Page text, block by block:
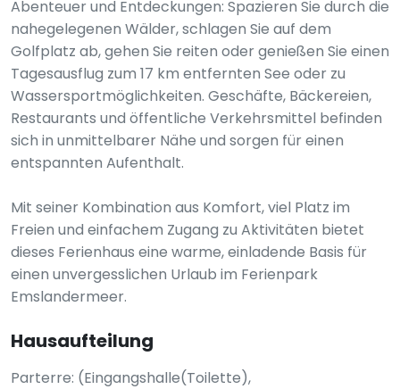
Abenteuer und Entdeckungen: Spazieren Sie durch die
nahegelegenen Wälder, schlagen Sie auf dem
Golfplatz ab, gehen Sie reiten oder genießen Sie einen
Tagesausflug zum 17 km entfernten See oder zu
Wassersportmöglichkeiten. Geschäfte, Bäckereien,
Restaurants und öffentliche Verkehrsmittel befinden
sich in unmittelbarer Nähe und sorgen für einen
entspannten Aufenthalt.
Mit seiner Kombination aus Komfort, viel Platz im
Freien und einfachem Zugang zu Aktivitäten bietet
dieses Ferienhaus eine warme, einladende Basis für
einen unvergesslichen Urlaub im Ferienpark
Emslandermeer.
Hausaufteilung
Parterre: (Eingangshalle(Toilette),